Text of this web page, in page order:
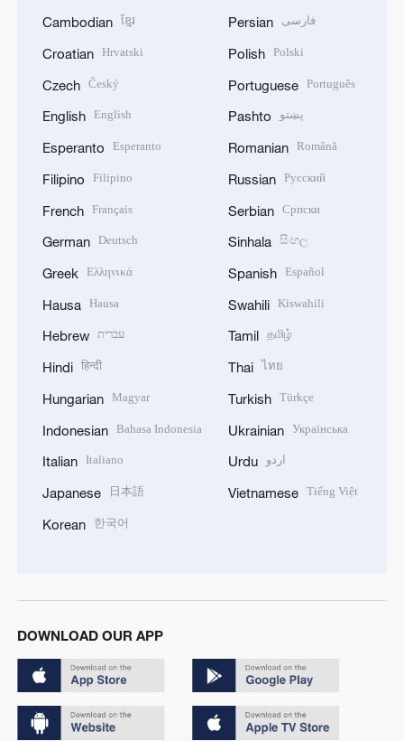
Cambodian ខ្មែរ
Croatian Hrvatski
Czech Český
English English
Esperanto Esperanto
Filipino Filipino
French Français
German Deutsch
Greek Ελληνικά
Hausa Hausa
Hebrew עברית
Hindi हिन्दी
Hungarian Magyar
Indonesian Bahasa Indonesia
Italian Italiano
Japanese 日本語
Korean 한국어
Persian فارسی
Polish Polski
Portuguese Português
Pashto پښتو
Romanian Română
Russian Русский
Serbian Српски
Sinhala සිංහල
Spanish Español
Swahili Kiswahili
Tamil தமிழ்
Thai ไทย
Turkish Türkçe
Ukrainian Українська
Urdu اردو
Vietnamese Tiếng Việt
DOWNLOAD OUR APP